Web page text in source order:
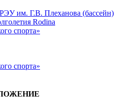
им. Г.В. Плеханова (бассейн)
Rodina
спорта»
спорта»